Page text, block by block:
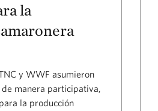
la
y WWF asumieron
manera participativa,
la producción